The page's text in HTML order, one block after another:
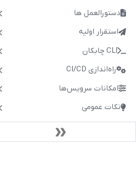
دستورالعمل ها
استقرار اولیه
CLI چابکان
راه‌اندازی CI/CD
امکانات سرویس‌ها
نکات عمومی
آخرین تغییرات